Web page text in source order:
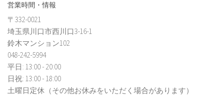
営業時間・情報
〒332-0021
埼玉県川口市西川口3-16-1
鈴木マンション102
048-242-5994
平日: 13:00 - 20:00
日祝: 13:00 - 18:00
土曜日定休（その他お休みをいただく場合があります）